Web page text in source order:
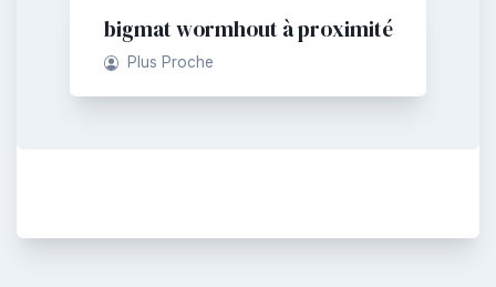
bigmat wormhout à proximité
Plus Proche